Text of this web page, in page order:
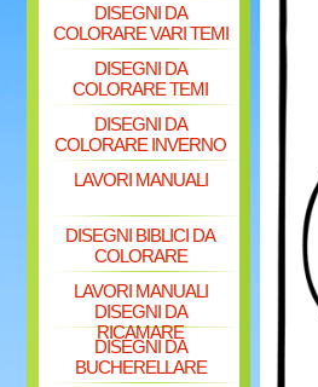
DISEGNI DA
COLORARE VARI TEMI
DISEGNI DA
COLORARE TEMI
DISEGNI DA
COLORARE INVERNO
LAVORI MANUALI
DISEGNI BIBLICI DA
COLORARE
LAVORI MANUALI
DISEGNI DA
RICAMARE
DISEGNI DA
BUCHERELLARE